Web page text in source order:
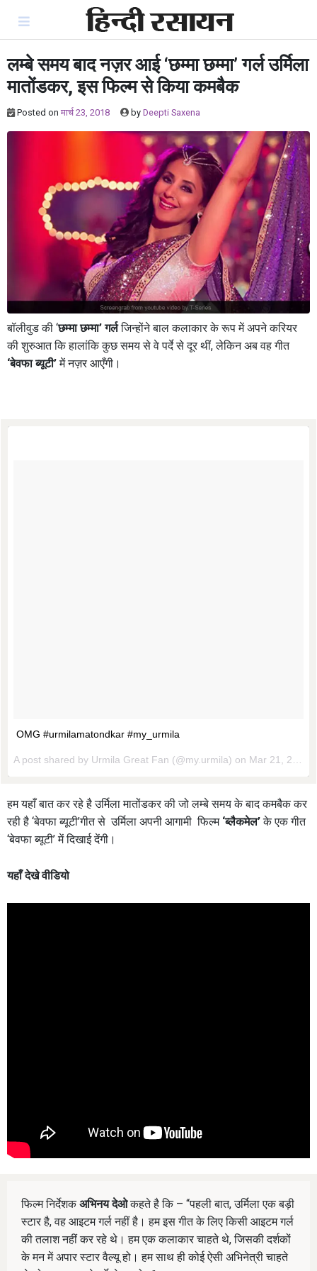
content
लम्बे समय बाद नज़र आई ‘छम्मा छम्मा’ गर्ल उर्मिला
मातोंडकर, इस फिल्म से किया कमबैक
Posted on मार्च 23, 2018 by Deepti Saxena
बॉलीवुड की ‘छम्मा छम्मा’ गर्लजिन्होंने बाल कलाकार के रूप में अपने करियर
की शुरुआत कि हालांकि कुछ समय से वे पर्दे से दूर थीं, लेकिन अब वह गीत
‘बेवफा ब्यूटी’में नज़र आएँगी।
OMG #urmilamatondkar #my_urmila
A post shared by Urmila Great Fan (@my.urmila) on Mar 21, 2018 at 9:50pm PDT
हम यहाँ बात कर रहे है उर्मिला मातोंडकर की जो लम्बे समय के बाद कमबैक कर
रही है ‘बेवफा ब्यूटी’गीत से उर्मिला अपनी आगामी फिल्म‘ब्लैकमेल’के एक गीत
‘बेवफा ब्यूटी’ में दिखाई देंगी।
यहाँ देखे वीडियो
फिल्म निर्देशकअभिनय देओकहते है कि – “पहली बात, उर्मिला एक बड़ी
स्टार है, वह आइटम गर्ल नहीं है। हम इस गीत के लिए किसी आइटम गर्ल
की तलाश नहीं कर रहे थे। हम एक कलाकार चाहते थे, जिसकी दर्शकों
के मन में अपार स्टार वैल्यू हो। हम साथ ही कोई ऐसी अभिनेत्री चाहते